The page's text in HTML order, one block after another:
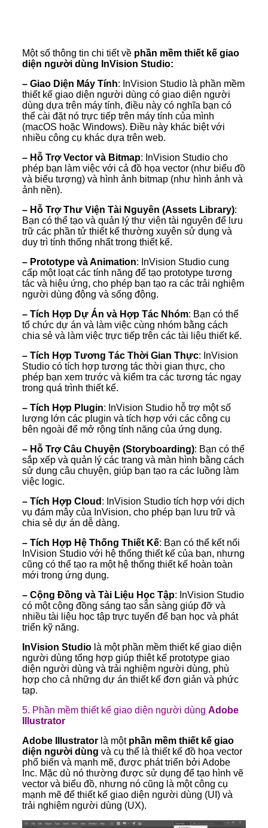
Một số thông tin chi tiết vềphần mềm thiết kế giao
diện người dùng InVision Studio:
– Giao Diện Máy Tính: InVision Studio là phần mềm
thiết kế giao diện người dùng có giao diện người
dùng dựa trên máy tính, điều này có nghĩa bạn có
thể cài đặt nó trực tiếp trên máy tính của mình
(macOS hoặc Windows). Điều này khác biệt với
nhiều công cụ khác dựa trên web.
– Hỗ Trợ Vector và Bitmap: InVision Studio cho
phép bạn làm việc với cả đồ họa vector (như biểu đồ
và biểu tượng) và hình ảnh bitmap (như hình ảnh và
ảnh nền).
– Hỗ Trợ Thư Viện Tài Nguyên (Assets Library):
Bạn có thể tạo và quản lý thư viện tài nguyên để lưu
trữ các phần tử thiết kế thường xuyên sử dụng và
duy trì tính thống nhất trong thiết kế.
– Prototype và Animation: InVision Studio cung
cấp một loạt các tính năng để tạo prototype tương
tác và hiệu ứng, cho phép bạn tạo ra các trải nghiệm
người dùng động và sống động.
– Tích Hợp Dự Án và Hợp Tác Nhóm: Bạn có thể
tổ chức dự án và làm việc cùng nhóm bằng cách
chia sẻ và làm việc trực tiếp trên các tài liệu thiết kế.
– Tích Hợp Tương Tác Thời Gian Thực: InVision
Studio có tích hợp tương tác thời gian thực, cho
phép bạn xem trước và kiểm tra các tương tác ngay
trong quá trình thiết kế.
– Tích Hợp Plugin: InVision Studio hỗ trợ một số
lượng lớn các plugin và tích hợp với các công cụ
bên ngoài để mở rộng tính năng của ứng dụng.
– Hỗ Trợ Câu Chuyện (Storyboarding): Bạn có thể
sắp xếp và quản lý các trang và màn hình bằng cách
sử dụng câu chuyện, giúp bạn tạo ra các luồng làm
việc logic.
– Tích Hợp Cloud : InVision Studio tích hợp với dịch
vụ đám mây của InVision, cho phép bạn lưu trữ và
chia sẻ dự án dễ dàng.
– Tích Hợp Hệ Thống Thiết Kế: Bạn có thể kết nối
InVision Studio với hệ thống thiết kế của bạn, nhưng
cũng có thể tạo ra một hệ thống thiết kế hoàn toàn
mới trong ứng dụng.
– Cộng Đồng và Tài Liệu Học Tập: InVision Studio
có một cộng đồng sáng tạo sẵn sàng giúp đỡ và
nhiều tài liệu học tập trực tuyến để bạn học và phát
triển kỹ năng.
InVision Studiolà một phần mềm thiết kế giao diện
người dùng tổng hợp giúp thiêt kế prototype giao
diện người dùng và trải nghiệm người dùng, phù
hợp cho cả những dự án thiết kế đơn giản và phức
tạp.
5. Phần mềm thiết kế giao diện người dùng Adobe
Illustrator
Adobe Illustratorlà một phần mềm thiết kế giao
diện người dùng và cụ thể là thiết kế đồ họa vector
phổ biến và mạnh mẽ, được phát triển bởi Adobe
Inc. Mặc dù nó thường được sử dụng để tạo hình vẽ
vector và biểu đồ, nhưng nó cũng là một công cụ
mạnh mẽ để thiết kế giao diện người dùng (UI) và
trải nghiệm người dùng (UX).